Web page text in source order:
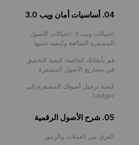
04. أساسيات أمان ويب 3.0
احتيالات ويب 3: احتيالات الأصول
المشفرة الشائعة وكيفية تجنبها
قم بأبحاثك الخاصة: كيفية التحقيق
في مشاريع الأصول المشفرة
كيفية ترحيل أصولك المشفرة إلى
Ledger
05. شرح الأصول الرقمية
الفرق بين العملات والرموز